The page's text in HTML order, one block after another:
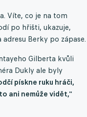
Víte, co je na tom
po hřišti, ukazuje,
Berky po zápase.
Gilberta kvůli
Dukly ale byly
pískne ruku hráči,
ani nemůže vidět,"